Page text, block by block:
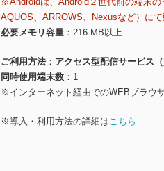
AQUOS、ARROWS、Nexusなど）に
必要メモリ容量
216 MB以上
ご利用方法
アクセス型配信サービス（
同時使用端末数
1
※インターネット経由でのWEBブラウ
※導入・利用方法の詳細はこちら